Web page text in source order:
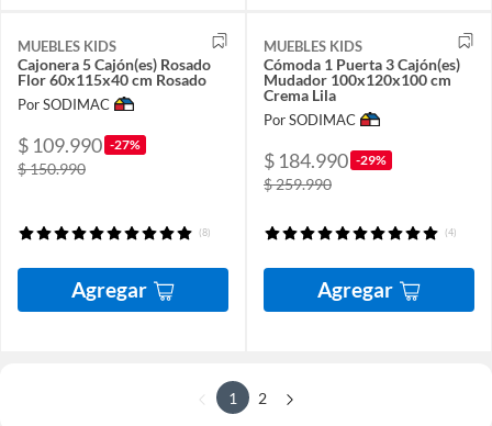
MUEBLES KIDS
Cajonera 5 Cajón(es) Rosado
Flor 60x115x40 cm Rosado
Por SODIMAC
$ 109.990 -27%
$ 150.990
(8)
Agregar
MUEBLES KIDS
Cómoda 1 Puerta 3 Cajón(es)
Mudador 100x120x100 cm
Crema Lila
Por SODIMAC
$ 184.990 -29%
$ 259.990
(4)
Agregar
1 2